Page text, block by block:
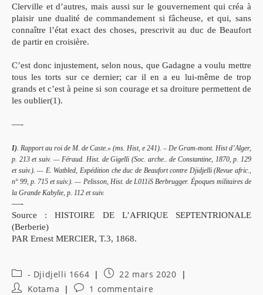
Clerville et d’autres, mais aussi sur le gouvernement qui créa à
plaisir une dualité de commandement si fâcheuse, et qui, sans
connaître l’état exact des choses, prescrivit au duc de Beaufort
de partir en croisière.
C’est donc injustement, selon nous, que Gadagne a voulu mettre
tous les torts sur ce dernier; car il en a eu lui-même de trop
grands et c’est à peine si son courage et sa droiture permettent de
les oublier(1).
—-
I) . Rapport au roi de M. de Caste.» (ms. Hist, e 241). – De Gram-mont. Hist d’Alger,
p. 213 et suiv. — Féraud. Hist. de Gigelli (Soc. arche.. de Constantine, 1870, p. 129
et suiv.). — E. Watbled, Expédition che duc de Beaufort contre Djidjelli (Revue afric.,
n° 99, p. 715 et suiv.). — Pelisson, Hist. de L011iS Berbrugger. Époques militaires de
la Grande Kabylie, p. 112 et suiv.
—-
Source : HISTOIRE DE L’AFRIQUE SEPTENTRIONALE
(Berberie)
PAR Ernest MERCIER, T.3, 1868.
Post
category:
- Djidjelli 1664
Publication
publiée :
22 mars 2020
Auteur/autrice
Kotama
Commentaires
1 commentaire